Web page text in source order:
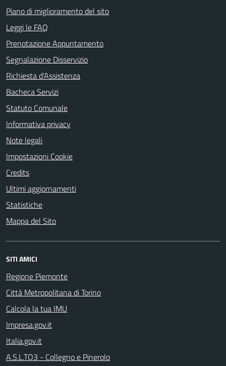
Piano di miglioramento del sito
Leggi le FAQ
Prenotazione Appuntamento
Segnalazione Disservizio
Richiesta d'Assistenza
Bacheca Servizi
Statuto Comunale
Informativa privacy
Note legali
Impostazioni Cookie
Credits
Ultimi aggiornamenti
Statistiche
Mappa del Sito
SITI AMICI
Regione Piemonte
Città Metropolitana di Torino
Calcola la tua IMU
Impresa.gov.it
Italia.gov.it
A.S.L.TO3 - Collegno e Pinerolo